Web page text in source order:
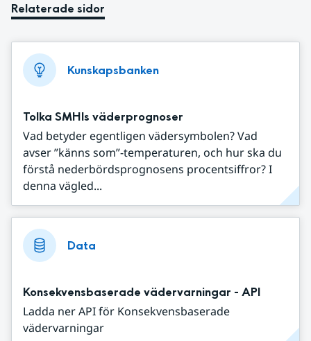
Relaterade sidor
Kunskapsbanken
Tolka SMHIs väderprognoser
Vad betyder egentligen vädersymbolen? Vad
avser ”känns som”-temperaturen, och hur ska du
förstå nederbördsprognosens procentsiffror? I
denna vägled...
Data
Konsekvensbaserade vädervarningar - API
Ladda ner API för Konsekvensbaserade
vädervarningar